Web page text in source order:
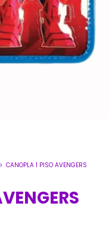
> CANOPLA 1 PISO AVENGERS